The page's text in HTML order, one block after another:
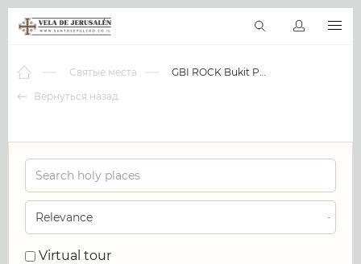
Виртуальные туры
RU
Вернуться назад
Святые места GBI ROCK Bukit Pujian
Virtual tour